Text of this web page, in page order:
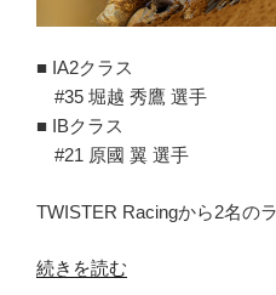
■ IA2クラス
#35 堀越 秀鷹 選手
■ IBクラス
#21 原國 翼 選手
TWISTER Racingから2名の
“第
続きを読む